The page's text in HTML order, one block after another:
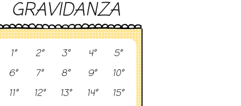
GRAVIDANZA
1° 2° 3° 4°
5°
6°
7° 8° 9°
10°
11°
12° 13° 14°
15°